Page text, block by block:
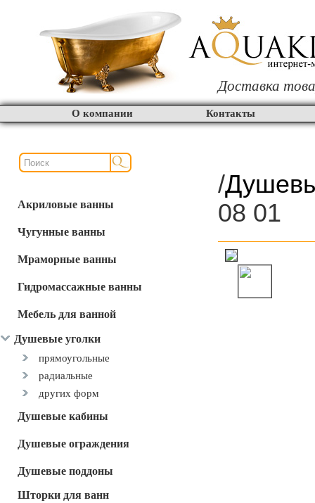
Доставка
О компании Контакты
Акриловые ванны
Чугунные ванны
Мраморные ванны
Гидромассажные ванны
Мебель для ванной
Душевые уголки
прямоугольные
радиальные
других форм
Душевые кабины
Душевые ограждения
Душевые поддоны
Шторки для ванн
/
08 01